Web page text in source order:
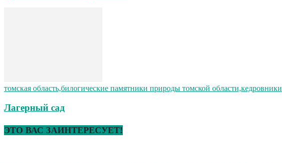
томская область,билогические памятники природы томской области,кедровники
Лагерный сад
ЭТО ВАС ЗАИНТЕРЕСУЕТ!